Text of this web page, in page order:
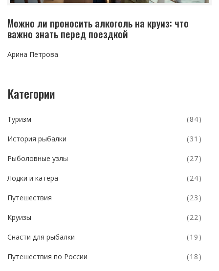
Можно ли проносить алкоголь на круиз: что
важно знать перед поездкой
Арина Петрова
Категории
Туризм (84)
История рыбалки (31)
Рыболовные узлы (27)
Лодки и катера (24)
Путешествия (23)
Круизы (22)
Снасти для рыбалки (19)
Путешествия по России (18)